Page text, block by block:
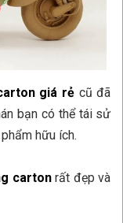
giá rẻ cũ đã
bạn có thể tái sử
hữu ích.
cartonrất đẹp và